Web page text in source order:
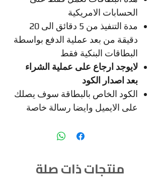
الحسابات الامريكية
مدة التنفيذ من 5 دقائق الى 20
دقيقة من بعد عملية الدفع بواسطة
البطاقات البنكية فقط
لايوجد ارجاع على عملية الشراء
بعد اصدار الكود
الكود الخاص بالبطاقة سوف يصلك
على الايميل وايضا رسالة خاصة
منتجات ذات صلة